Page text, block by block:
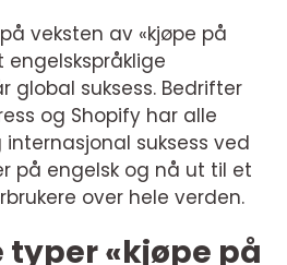
veksten av «kjøpe på
engelskspråklige
global suksess. Bedrifter
og Shopify har alle
suksess ved
på engelsk og nå ut til et
over hele verden.
typer «kjøpe på